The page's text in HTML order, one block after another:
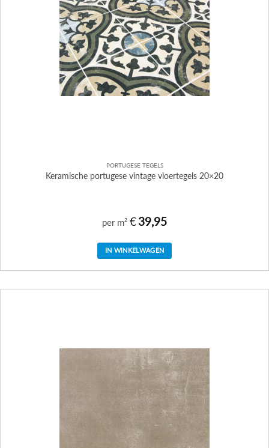
PORTUGESE TEGELS
Keramische portugese vintage vloertegels 20×20
per m² €39,95
IN WINKELWAGEN